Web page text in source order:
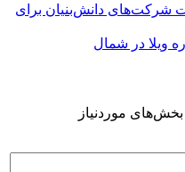
شرکت‌های دانش‌بنیان برای
ویلا در شمال
بخش‌های موردنیاز